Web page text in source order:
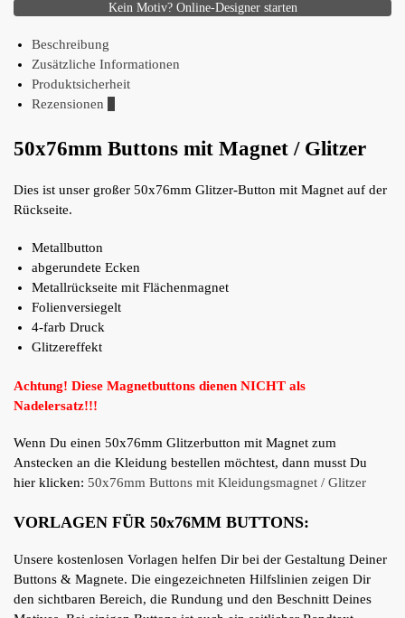
Kein Motiv? Online-Designer starten
Beschreibung
Zusätzliche Informationen
Produktsicherheit
Rezensionen
50x76mm Buttons mit Magnet / Glitzer
Dies ist unser großer 50x76mm Glitzer-Button mit Magnet auf der
Rückseite.
Metallbutton
abgerundete Ecken
Metallrückseite mit Flächenmagnet
Folienversiegelt
4-farb Druck
Glitzereffekt
Achtung! Diese Magnetbuttons dienen NICHT als
Nadelersatz!!!
Wenn Du einen 50x76mm Glitzerbutton mit Magnet zum
Anstecken an die Kleidung bestellen möchtest, dann musst Du
hier klicken: 50x76mm Buttons mit Kleidungsmagnet / Glitzer
VORLAGEN FÜR 50x76MM BUTTONS:
Unsere kostenlosen Vorlagen helfen Dir bei der Gestaltung Deiner
Buttons & Magnete. Die eingezeichneten Hilfslinien zeigen Dir
den sichtbaren Bereich, die Rundung und den Beschnitt Deines